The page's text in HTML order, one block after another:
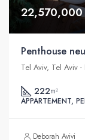
22,570,000
Penthouse
Tel Aviv, Tel Aviv
222m²
APPARTEMENT,
Deborah Avivi